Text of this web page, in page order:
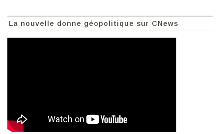
La nouvelle donne géopolitique sur CNews